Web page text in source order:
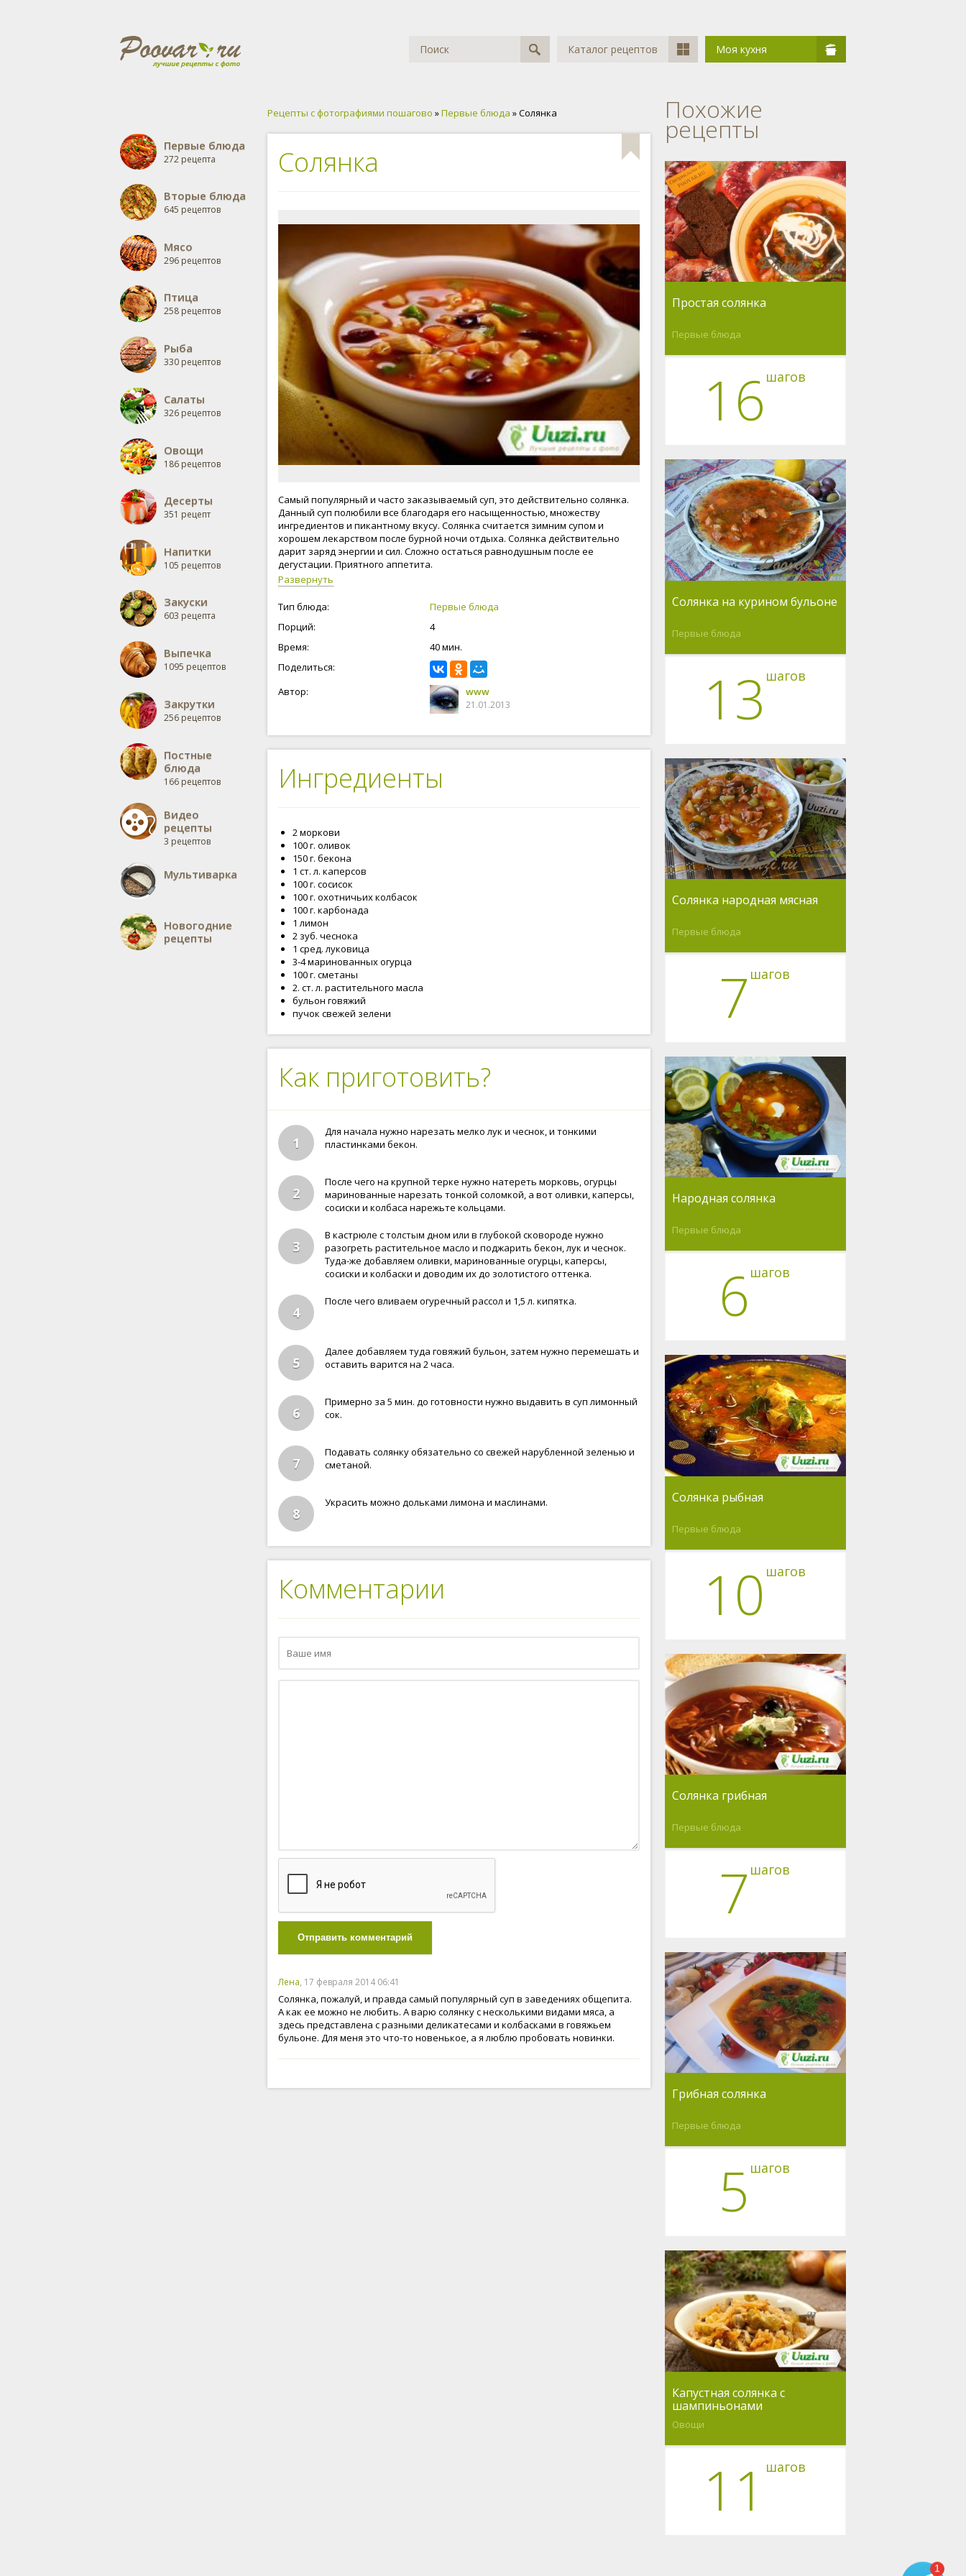
Каталог рецептов Моя кухня
Первые блюда
272 рецепта
Вторые блюда
645 рецептов
Мясо
296 рецептов
Птица
258 рецептов
Рыба
330 рецептов
Салаты
326 рецептов
Овощи
186 рецептов
Десерты
351 рецепт
Напитки
105 рецептов
Закуски
603 рецепта
Выпечка
1095 рецептов
Закрутки
256 рецептов
Постные
блюда
166 рецептов
Видео
рецепты
3 рецептов
Мультиварка
Новогодние
рецепты
Рецепты с фотографиями пошагово »Первые блюда » Солянка
Солянка
Самый популярный и часто заказываемый суп, это действительно солянка.
Данный суп полюбили все благодаря его насыщенностью, множеству
ингредиентов и пикантному вкусу. Солянка считается зимним супом и
хорошем лекарством после бурной ночи отдыха. Солянка действительно
дарит заряд энергии и сил. Сложно остаться равнодушным после ее
дегустации. Приятного аппетита.
Развернуть
Тип блюда:
Первые блюда
Порций:
4
Время:
40 мин.
Поделиться:
Автор:
www
21.01.2013
Ингредиенты
2 моркови
100 г. оливок
150 г. бекона
1 ст. л. каперсов
100 г. сосисок
100 г. охотничьих колбасок
100 г. карбонада
1 лимон
2 зуб. чеснока
1 сред. луковица
3-4 маринованных огурца
100 г. сметаны
2. ст. л. растительного масла
бульон говяжий
пучок свежей зелени
Как приготовить?
1
Для начала нужно нарезать мелко лук и чеснок, и тонкими
пластинками бекон.
2
После чего на крупной терке нужно натереть морковь, огурцы
маринованные нарезать тонкой соломкой, а вот оливки, каперсы,
сосиски и колбаса нарежьте кольцами.
3
В кастрюле с толстым дном или в глубокой сковороде нужно
разогреть растительное масло и поджарить бекон, лук и чеснок.
Туда-же добавляем оливки, маринованные огурцы, каперсы,
сосиски и колбаски и доводим их до золотистого оттенка.
4
После чего вливаем огуречный рассол и 1,5 л. кипятка.
5
Далее добавляем туда говяжий бульон, затем нужно перемешать и
оставить варится на 2 часа.
6
Примерно за 5 мин. до готовности нужно выдавить в суп лимонный
сок.
7
Подавать солянку обязательно со свежей нарубленной зеленью и
сметаной.
8
Украсить можно дольками лимона и маслинами.
Комментарии
Отправить комментарий
Лена, 17 февраля 2014 06:41
Солянка, пожалуй, и правда самый популярный суп в заведениях общепита.
А как ее можно не любить. А варю солянку с несколькими видами мяса, а
здесь представлена с разными деликатесами и колбасками в говяжьем
бульоне. Для меня это что-то новенькое, а я люблю пробовать новинки.
Похожие
рецепты
Простая солянка
Первые блюда
16 шагов
Солянка на курином бульоне
Первые блюда
13 шагов
Солянка народная мясная
Первые блюда
7 шагов
Народная солянка
Первые блюда
6 шагов
Солянка рыбная
Первые блюда
10 шагов
Солянка грибная
Первые блюда
7 шагов
Грибная солянка
Первые блюда
5 шагов
Капустная солянка с
шампиньонами
Овощи
11 шагов
1